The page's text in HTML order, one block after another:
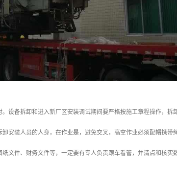
设备拆卸和进入新厂区安装调试期间要严格按施工章程操作，拆
安装人员的人身，在作业是，避免交叉，高空作业必须配帽携带
文件、财务文件等，一定要有专人负责跟车看管，并清点和核实